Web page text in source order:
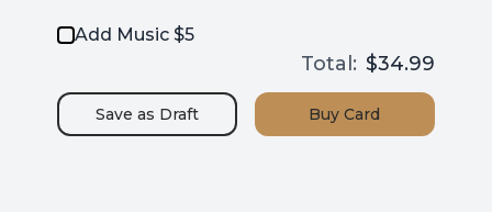
Add Music $5
Total: $34.99
Save as Draft BuyCard